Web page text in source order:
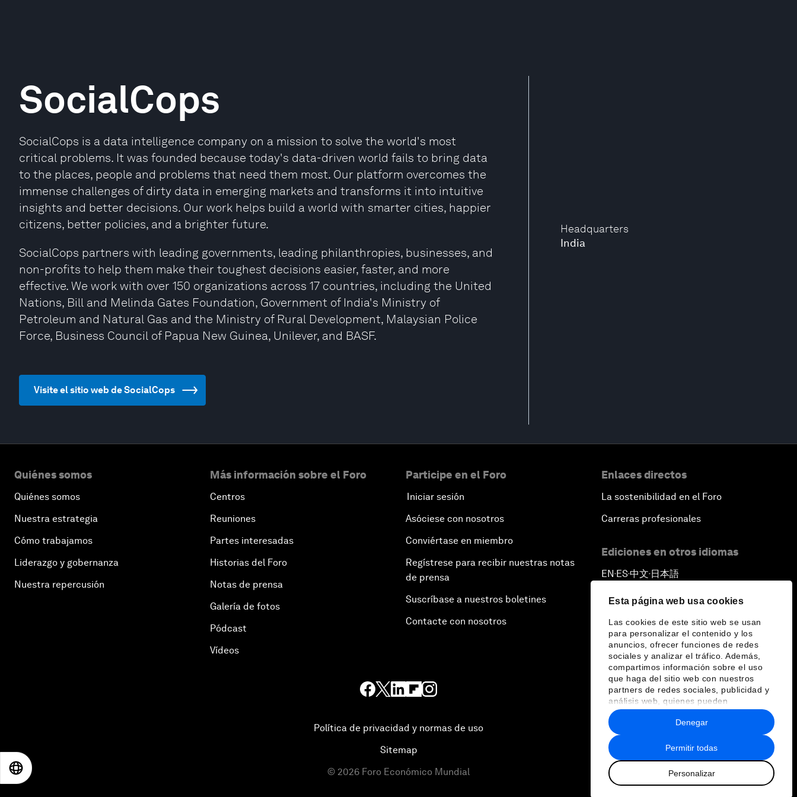
Esta página web usa cookies
Las cookies de este sitio web se usan
para personalizar el contenido y los
anuncios, ofrecer funciones de redes
sociales y analizar el tráfico. Además,
compartimos información sobre el uso
que haga del sitio web con nuestros
partners de redes sociales, publicidad y
análisis web, quienes pueden
combinarla con otra información que les
haya proporcionado o que hayan
recopilado a partir del uso que haya
hecho de sus servicios.
Permitir todas
Personalizar
Denegar
Headquarters
India
SocialCops
SocialCops is a data intelligence company on a mission to solve the world's most
critical problems. It was founded because today's data-driven world fails to bring data
to the places, people and problems that need them most. Our platform overcomes the
immense challenges of dirty data in emerging markets and transforms it into intuitive
insights and better decisions. Our work helps build a world with smarter cities, happier
citizens, better policies, and a brighter future.
SocialCops partners with leading governments, leading philanthropies, businesses, and
non-profits to help them make their toughest decisions easier, faster, and more
effective. We work with over 150 organizations across 17 countries, including the United
Nations, Bill and Melinda Gates Foundation, Government of India's Ministry of
Petroleum and Natural Gas and the Ministry of Rural Development, Malaysian Police
Force, Business Council of Papua New Guinea, Unilever, and BASF.
Visite el sitio web de SocialCops
Quiénes somos
Quiénes somos
Nuestra estrategia
Cómo trabajamos
Liderazgo y gobernanza
Nuestra repercusión
Más información sobre el Foro
Centros
Reuniones
Partes interesadas
Historias del Foro
Notas de prensa
Galería de fotos
Pódcast
Vídeos
Participe en el Foro
Iniciar sesión
Asóciese con nosotros
Conviértase en miembro
Regístrese para recibir nuestras notas
de prensa
Suscríbase a nuestros boletines
Contacte con nosotros
Enlaces directos
La sostenibilidad en el Foro
Carreras profesionales
Ediciones en otros idiomas
EN ▪ES▪中文▪ 日本語
Política de privacidad y normas de uso
Sitemap
© 2026 Foro Económico Mundial